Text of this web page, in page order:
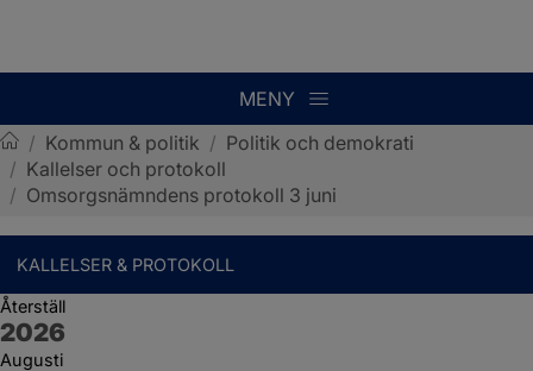
MENY
Sotenäs kommun
/ Kommun & politik / Politik och demokrati
/ Kallelser och protokoll
/ Omsorgsnämndens protokoll 3 juni
KALLELSER & PROTOKOLL
Återställ
År:
2026
Augusti